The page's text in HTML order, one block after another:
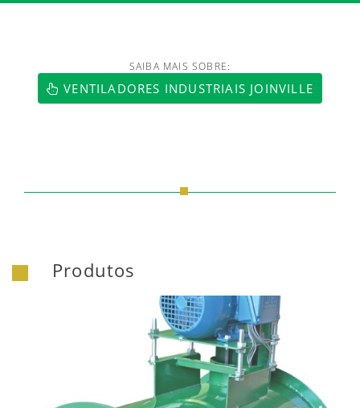
SAIBA MAIS SOBRE:
VENTILADORES INDUSTRIAIS JOINVILLE
Produtos